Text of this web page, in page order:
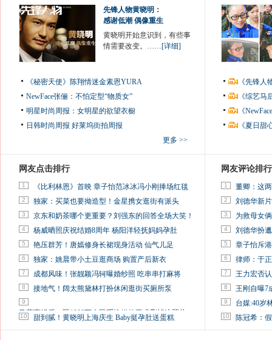
先锋人物黄晓明：
感谢低潮 偶像重生
黄晓明开始意识到，有些事
情需要改变。……[详细]
《秘密天使》陈翔情迷金素恩YURA
NewFace张俪：不怕定型“物质女”
明星时尚周报：女明星的欲望衣橱
日韩时尚周报 好莱坞街拍周报
更多 >>
《先锋
《综艺
《
《夏日
网友点击排行
1 《比利林恩》首映 章子怡范冰冰冯小刚捧场红毯
2 独家：买菜也要拗造型！金星携女逛街有派头
3 京东和奶茶哪个更重要？刘强东的回答全场大笑！
4 杨威晒照庆祝结婚8周年 杨阳洋轻抚妈妈孕肚
5 艳压群芳！唐嫣修身长裙现身活动 仙气儿足
6 独家：姚晨带小土豆逛商场 购置产后新衣
7 成都风味！张靓颖冯轲曝婚纱照 吃串串打麻将
8 接地气！阔太熊黛林打扮休闲逛街买厕所泵
9
马蓉离婚后，砸1000万人民币给媒体要求删掉这照片
10 甜到腻！黄晓明上海庆生 Baby挺孕肚送蛋糕
网友评论排行
1 董卿：这
2 刘德华新
3 为救母女
4 刘德华扮
5 章子怡斥
6 律师：于
7 王力宏否
8 王刚自曝7
9 台媒:40岁
10 陈冠希：